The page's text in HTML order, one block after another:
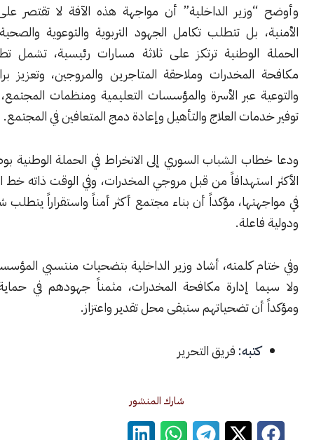
الداخلية” أن مواجهة هذه الآفة لا تقتصر على الإجراءات
بل تتطلب تكامل الجهود التربوية والتوعوية والصحية، مبيناً أن
ترتكز على ثلاثة مسارات رئيسية، تشمل تطبيق قانون
وملاحقة المتاجرين والمروجين، وتعزيز برامج الوقاية
عبر الأسرة والمؤسسات التعليمية ومنظمات المجتمع، إضافة إلى
العلاج والتأهيل وإعادة دمج المتعافين في المجتمع.
الشباب السوري إلى الانخراط في الحملة الوطنية بوصفهم الفئة
من قبل مروجي المخدرات، وفي الوقت ذاته خط الدفاع الأول
مؤكداً أن بناء مجتمع أكثر أمناً واستقراراً يتطلب شراكة وطنية
كلمته، أشاد وزير الداخلية بتضحيات منتسبي المؤسسات الأمنية،
إدارة مكافحة المخدرات، مثمناً جهودهم في حماية المجتمع،
تضحياتهم ستبقى محل تقدير واعتزاز.
فريق التحرير
شارك المنشور